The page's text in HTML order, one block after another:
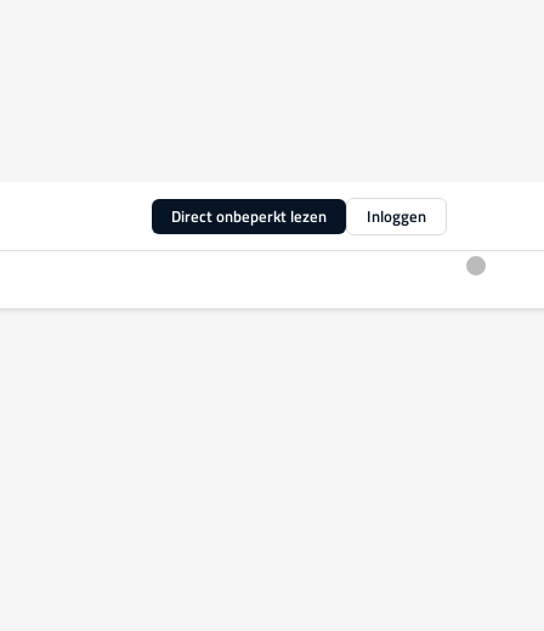
Direct onbeperkt lezen Inloggen